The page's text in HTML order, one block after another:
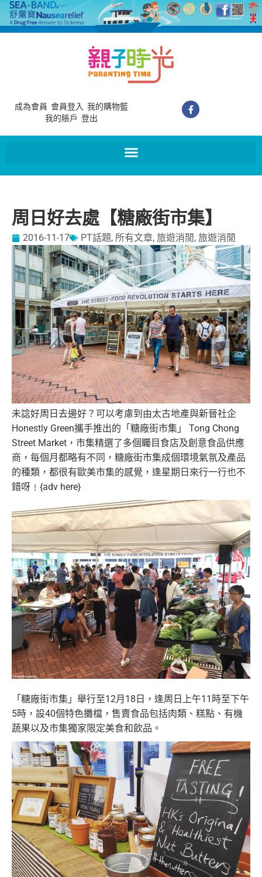
成為會員 會員登入 我的購物籃
我的賬戶 登出
周日好去處【糖廠街市集】
2016-11-17 PT話題, 所有文章, 旅遊消閒, 旅遊消閒
未諗好周日去邊好？可以考慮到由太古地產與新晉社企
Honestly Green攜手推出的「糖廠街市集」 Tong Chong
Street Market，市集精選了多個矚目食店及創意食品供應
商，每個月都略有不同，糖廠街市集成個環境氣氛及產品
的種類，都很有歐美市集的感覺，逢星期日來行一行也不
錯呀﹗{adv here}
「糖廠街市集」舉行至12月18日，逢周日上午11時至下午
5時，設40個特色攤檔，售賣食品包括肉類、糕點、有機
蔬果以及市集獨家限定美食和飲品。